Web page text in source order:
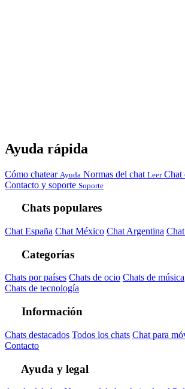
Ayuda rápida
Cómo chatear Ayuda Normas del chat Leer Chat
Contacto y soporte Soporte
Chats populares
Chat España Chat México Chat Argentina
Categorías
Chats por países Chats de ocio Chats de música
Chats de tecnología
Información
Chats destacados Todos los chats Chat para
Contacto
Ayuda y legal